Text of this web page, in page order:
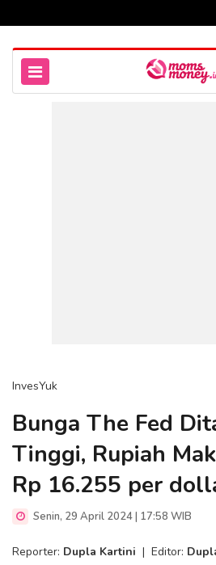
InvesYuk
Bunga The Fed
Tinggi, Rupiah
Rp 16.255 per
Senin, 29 April 2024 | 17:58 WIB
Reporter: Dupla Kartini | Editor: